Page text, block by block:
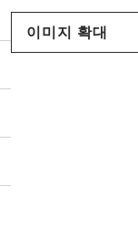
이미지 확대